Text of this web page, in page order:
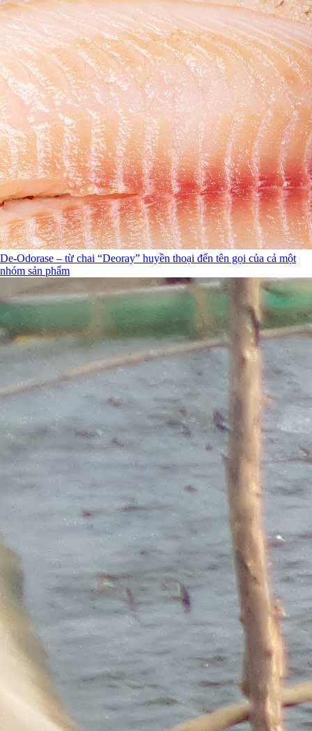
De-Odorase – từ chai “Deoray” huyền thoại đến tên gọi của cả một
nhóm sản phẩm